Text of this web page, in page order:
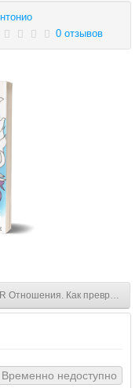
0 отзывов
Дж.
Отношения. Как
Временно недоступно